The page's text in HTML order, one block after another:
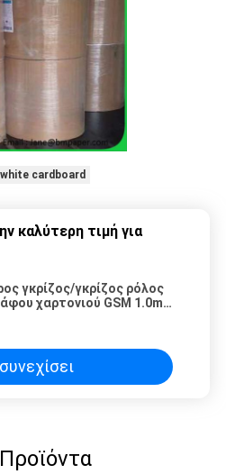
white cardboard
καλύτερη τιμή για
γκρίζος/γκρίζος ρόλος
χαρτονιού GSM 1.0mm